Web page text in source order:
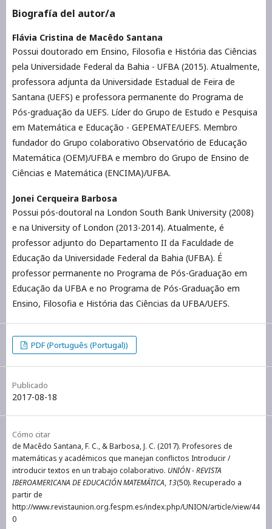
Biografía del autor/a
Flávia Cristina de Macêdo Santana
Possui doutorado em Ensino, Filosofia e História das Ciências
pela Universidade Federal da Bahia - UFBA (2015). Atualmente,
professora adjunta da Universidade Estadual de Feira de
Santana (UEFS) e professora permanente do Programa de
Pós-graduação da UEFS. Líder do Grupo de Estudo e Pesquisa
em Matemática e Educação - GEPEMATE/UEFS. Membro
fundador do Grupo colaborativo Observatório de Educação
Matemática (OEM)/UFBA e membro do Grupo de Ensino de
Ciências e Matemática (ENCIMA)/UFBA.
Jonei Cerqueira Barbosa
Possui pós-doutoral na London South Bank University (2008)
e na University of London (2013-2014). Atualmente, é
professor adjunto do Departamento II da Faculdade de
Educação da Universidade Federal da Bahia (UFBA). É
professor permanente no Programa de Pós-Graduação em
Educação da UFBA e no Programa de Pós-Graduação em
Ensino, Filosofia e História das Ciências da UFBA/UEFS.
PDF (Português (Portugal))
Publicado
2017-08-18
Cómo citar
de Macêdo Santana, F. C., & Barbosa, J. C. (2017). Profesores de
matemáticas y académicos que manejan conflictos Introducir /
introducir textos en un trabajo colaborativo. UNIÓN - REVISTA
IBEROAMERICANA DE EDUCACIÓN MATEMÁTICA, 13(50). Recuperado a
partir de
http://www.revistaunion.org.fespm.es/index.php/UNION/article/view/44
0